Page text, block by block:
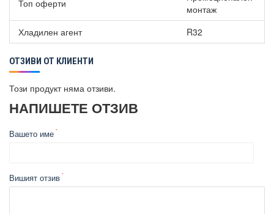
Топ оферти
монтаж
Хладилен агент
R32
ОТЗИВИ ОТ КЛИЕНТИ
Този продукт няма отзиви.
НАПИШЕТЕ ОТЗИВ
Вашето име
Вишият отзив